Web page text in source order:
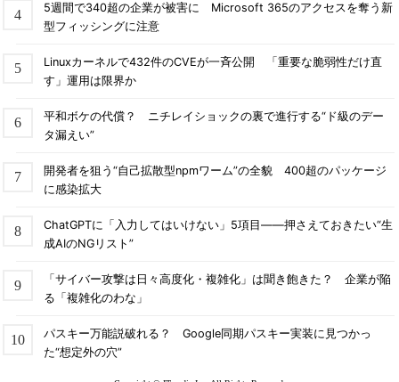
5週間で340超の企業が被害に Microsoft 365のアクセスを奪う新
型フィッシングに注意
Linuxカーネルで432件のCVEが一斉公開 「重要な脆弱性だけ直
す」運用は限界か
平和ボケの代償？ ニチレイショックの裏で進行する“ド級のデー
タ漏えい”
開発者を狙う“自己拡散型npmワーム”の全貌 400超のパッケージ
に感染拡大
ChatGPTに「入力してはいけない」5項目――押さえておきたい“生
成AIのNGリスト”
「サイバー攻撃は日々高度化・複雑化」は聞き飽きた？ 企業が陥
る「複雑化のわな」
パスキー万能説破れる？ Google同期パスキー実装に見つかっ
た“想定外の穴”